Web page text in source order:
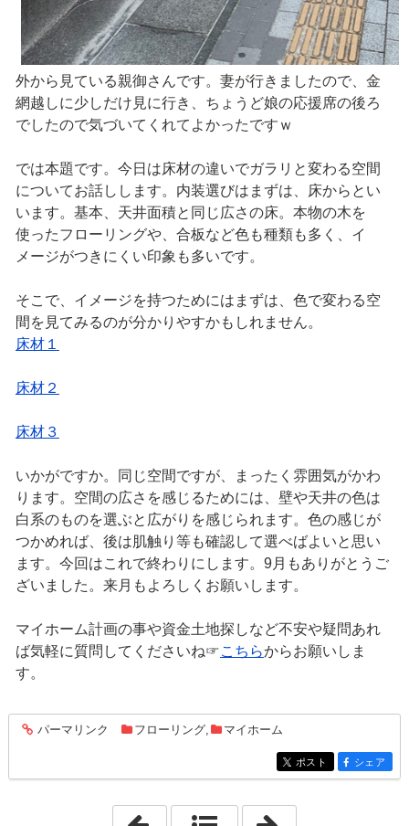
外から見ている親御さんです。妻が行きましたので、金
網越しに少しだけ見に行き、ちょうど娘の応援席の後ろ
でしたので気づいてくれてよかったですｗ
では本題です。今日は床材の違いでガラリと変わる空間
についてお話しします。内装選びはまずは、床からとい
います。基本、天井面積と同じ広さの床。本物の木を
使ったフローリングや、合板など色も種類も多く、イ
メージがつきにくい印象も多いです。
そこで、イメージを持つためにはまずは、色で変わる空
間を見てみるのが分かりやすかもしれません。
床材１
床材２
床材３
いかがですか。同じ空間ですが、まったく雰囲気がかわ
ります。空間の広さを感じるためには、壁や天井の色は
白系のものを選ぶと広がりを感じられます。色の感じが
つかめれば、後は肌触り等も確認して選べばよいと思い
ます。今回はこれで終わりにします。9月もありがとうご
ざいました。来月もよろしくお願いします。
マイホーム計画の事や資金土地探しなど不安や疑問あれ
ば気軽に質問してくださいね☞こちらからお願いしま
す。
entry389
パーマリンク フローリング, マイホーム
entry389
ポスト entry389
シェア
「2020年9月29日」